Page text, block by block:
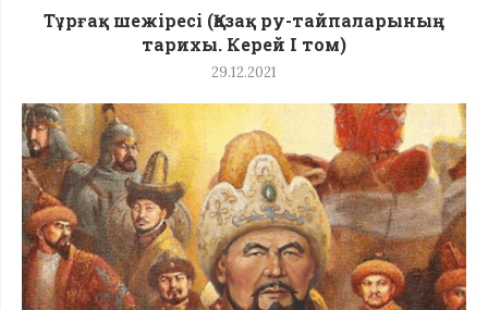
Тұрғақ шежіресі (Қазақ ру-тайпаларының
тарихы. Керей I том)
29.12.2021